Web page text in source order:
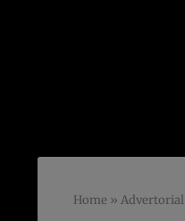
Home » Advertorial